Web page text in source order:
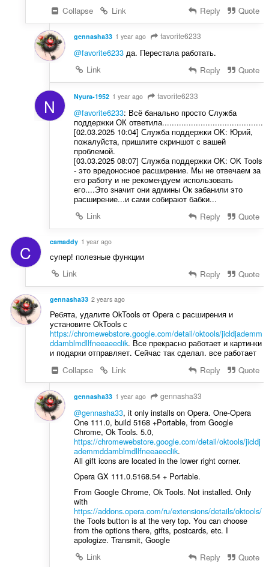
Collapse Link Reply Quote
gennasha33 1 year ago favorite6233
@favorite6233да. Перестала работать.
Link
Reply Quote
N Nyura-1952 1 year ago favorite6233
@favorite6233: Всё банально просто Служба
поддержки ОК ответила..........................................
[02.03.2025 10:04] Служба поддержки OK: Юрий,
пожалуйста, пришлите скриншот с вашей
проблемой.
[03.03.2025 08:07] Служба поддержки OK: OK Tools
- это вредоносное расширение. Мы не отвечаем за
его работу и не рекомендуем использовать
его....Это значит они админы Ок забанили это
расширение...и сами собирают бабки...
Link
Reply Quote
C camaddy 1 year ago
супер! полезные функции
Link
Reply Quote
gennasha33 2 years ago
Ребята, удалите OkTools от Opera с расширения и
установите OkTools с
https://chromewebstore.google.com/detail/oktools/jicldjademm
ddamblmdllfneeaeeclik. Все прекрасно работает и картинки
и подарки отправляет. Сейчас так сделал. все работает
Collapse
Link Reply Quote
gennasha33 1 year ago gennasha33
@gennasha33, it only installs on Opera. One-Opera
One 111.0, build 5168 +Portable, from Google
Chrome, Ok Tools. 5.0,
https://chromewebstore.google.com/detail/oktools/jicldj
ademmddamblmdllfneeaeeclik.
All gift icons are located in the lower right corner.
Opera GX 111.0.5168.54 + Portable.
From Google Chrome, Ok Tools. Not installed. Only
with
https://addons.opera.com/ru/extensions/details/oktools/
the Tools button is at the very top. You can choose
from the options there, gifts, postcards, etc. I
apologize. Transmit, Google
Link
Reply Quote